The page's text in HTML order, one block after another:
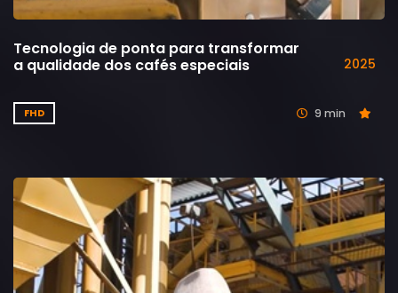
Tecnologia de ponta para transformar
a qualidade dos cafés especiais
2025
FHD 9 min